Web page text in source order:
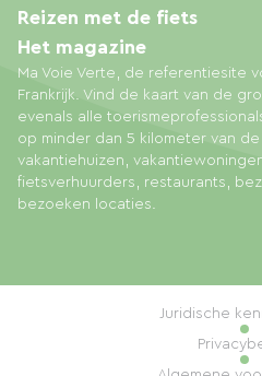
Ma Voie Verte, de referentiesite
Frankrijk. Vind de kaart van de
evenals alle
op minder dan 5 kilometer van
vakantiehuizen,
fietsverhuurders, restaurants,
bezoeken locaties.
Reizen met de fiets
Het magazine
Juridische